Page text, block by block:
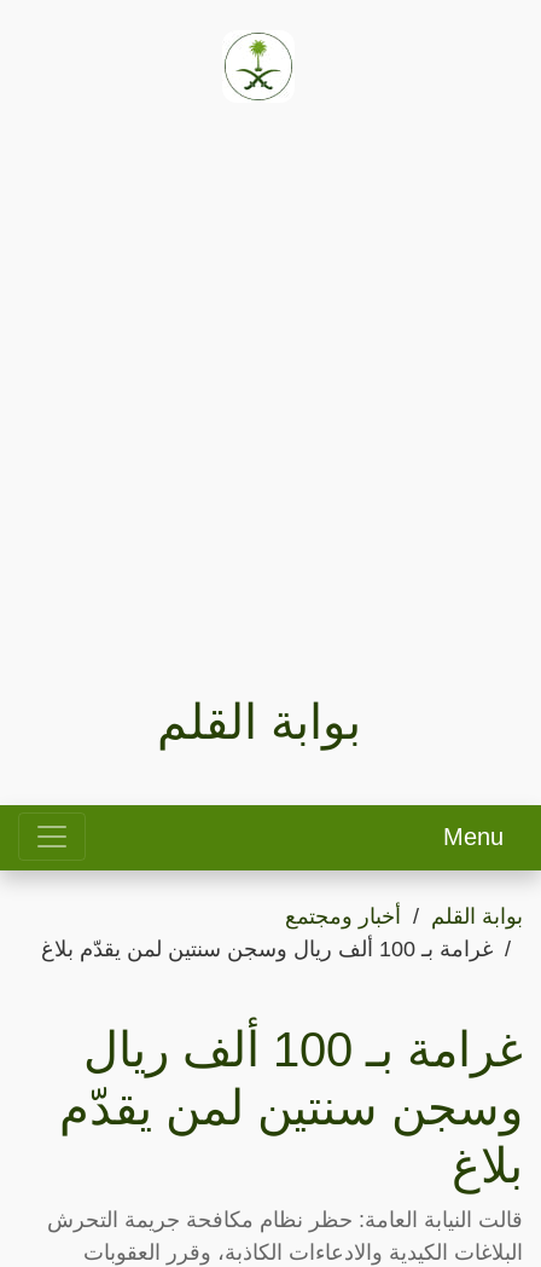
بوابة القلم
Menu
بوابة القلم
أخبار ومجتمع
غرامة بـ 100 ألف ريال وسجن سنتين لمن يقدّم بلاغ
غرامة بـ 100 ألف ريال
وسجن سنتين لمن يقدّم
بلاغ
قالت النيابة العامة: حظر نظام مكافحة جريمة التحرش
البلاغات الكيدية والادعاءات الكاذبة، وقرر العقوبات